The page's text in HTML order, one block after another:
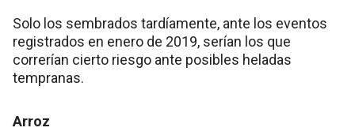
Solo los sembrados tardíamente, ante los eventos
registrados en enero de 2019, serían los que
correrían cierto riesgo ante posibles heladas
tempranas.
Arroz